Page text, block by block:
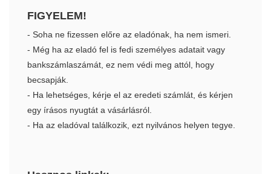
FIGYELEM!
- Soha ne fizessen előre az eladónak, ha nem ismeri.
- Még ha az eladó fel is fedi személyes adatait vagy
bankszámlaszámát, ez nem védi meg attól, hogy
becsapják.
- Ha lehetséges, kérje el az eredeti számlát, és kérjen
egy írásos nyugtát a vásárlásról.
- Ha az eladóval találkozik, ezt nyilvános helyen tegye.